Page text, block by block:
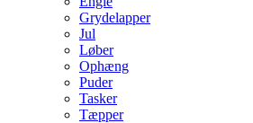
Grydelapper
Jul
Løber
Ophæng
Puder
Tasker
Tæpper